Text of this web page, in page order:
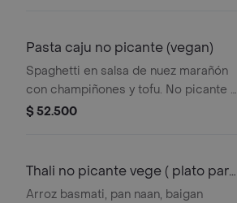
Pasta caju no picante (vegan)
Spaghetti en salsa de nuez marañón
con champiñones y tofu. No picante y
apto para veganos.
$ 52.500
Thali no picante vege ( plato para
dos)
Arroz basmati, pan naan, baigan